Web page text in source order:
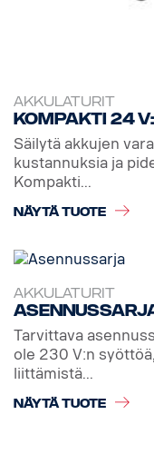
AKKULATURIT
Kompakti 24
Säilytä akkujen
kustannuksia ja
Kompakti...
NÄYTÄ TUOTE
AKKULATURIT
Tarvittava
ole 230 V:n
liittämistä...
NÄYTÄ TUOTE